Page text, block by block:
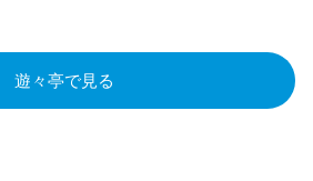
遊々亭で見る